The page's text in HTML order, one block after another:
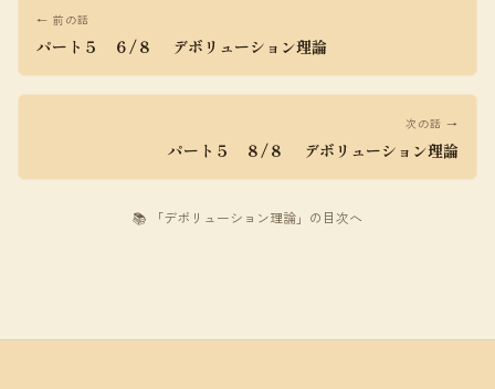
← 前の話
パート５ ６/８ デボリューション理論
次の話 →
パート５ ８/８ デボリューション理論
📚 「デボリューション理論」の目次へ